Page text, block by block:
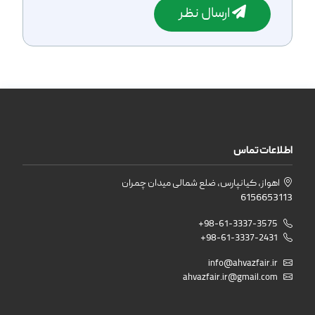
ارسال نظر
اطلاعات تماس
اهواز، کیانپارس، ضلع شمالی میدان چمران
6156653113
+98-61-3337-3575
+98-61-3337-2431
info@ahvazfair.ir
ahvazfair.ir@gmail.com